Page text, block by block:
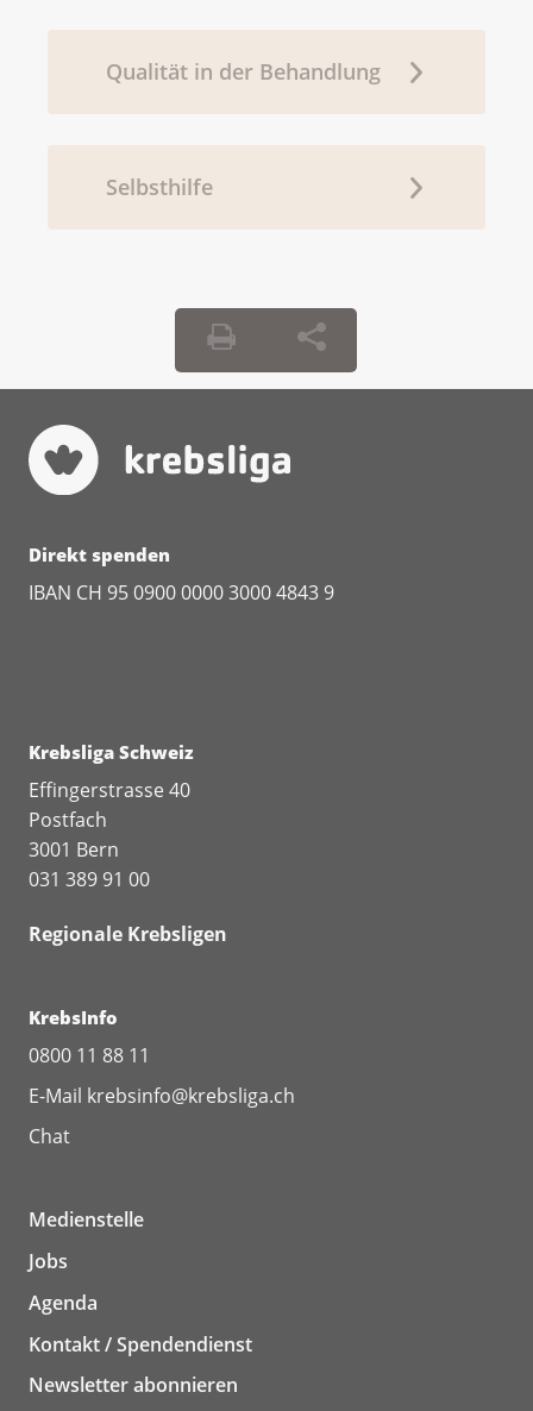
Qualität in der Behandlung
Selbsthilfe
Direkt spenden
IBAN CH 95 0900 0000 3000 4843 9
Krebsliga Schweiz
Effingerstrasse 40
Postfach
3001 Bern
031 389 91 00
Regionale Krebsligen
KrebsInfo
0800 11 88 11
E-Mail krebsinfo@krebsliga.ch
Chat
Medienstelle
Jobs
Agenda
Kontakt / Spendendienst
Newsletter abonnieren